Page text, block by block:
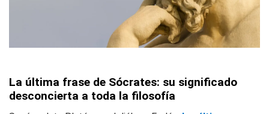
La última frase de Sócrates: su significado
desconcierta a toda la filosofía